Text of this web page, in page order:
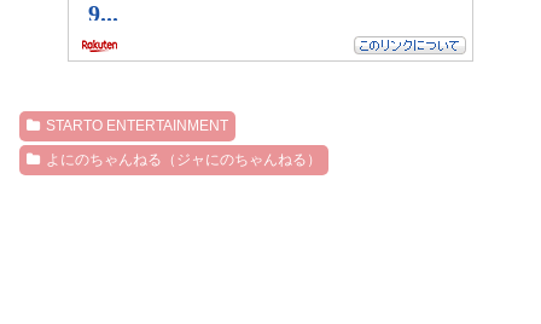
STARTO ENTERTAINMENT
よにのちゃんねる（ジャにのちゃんねる）